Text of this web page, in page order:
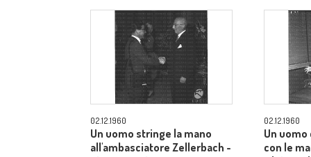
02.12.1960
Un uomo stringe la mano
all'ambasciatore Zellerbach -
02.12.1960
Un
con le